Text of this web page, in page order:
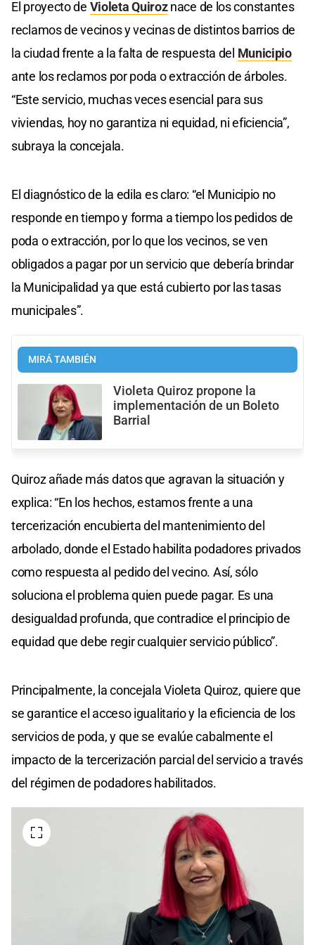
El proyecto de Violeta Quiroznace de los constantes
reclamos de vecinos y vecinas de distintos barrios de
la ciudad frente a la falta de respuesta del Municipio
ante los reclamos por poda o extracción de árboles.
“Este servicio, muchas veces esencial para sus
viviendas, hoy no garantiza ni equidad, ni eficiencia”,
subraya la concejala.
El diagnóstico de la edila es claro: “el Municipio no
responde en tiempo y forma a tiempo los pedidos de
poda o extracción, por lo que los vecinos, se ven
obligados a pagar por un servicio que debería brindar
la Municipalidad ya que está cubierto por las tasas
municipales”.
MIRÁ TAMBIÉN
Violeta Quiroz propone la
implementación de un Boleto
Barrial
Quiroz añade más datos que agravan la situación y
explica: “En los hechos, estamos frente a una
tercerización encubierta del mantenimiento del
arbolado, donde el Estado habilita podadores privados
como respuesta al pedido del vecino. Así, sólo
soluciona el problema quien puede pagar. Es una
desigualdad profunda, que contradice el principio de
equidad que debe regir cualquier servicio público”.
Principalmente, la concejala Violeta Quiroz, quiere que
se garantice el acceso igualitario y la eficiencia de los
servicios de poda, y que se evalúe cabalmente el
impacto de la tercerización parcial del servicio a través
del régimen de podadores habilitados.